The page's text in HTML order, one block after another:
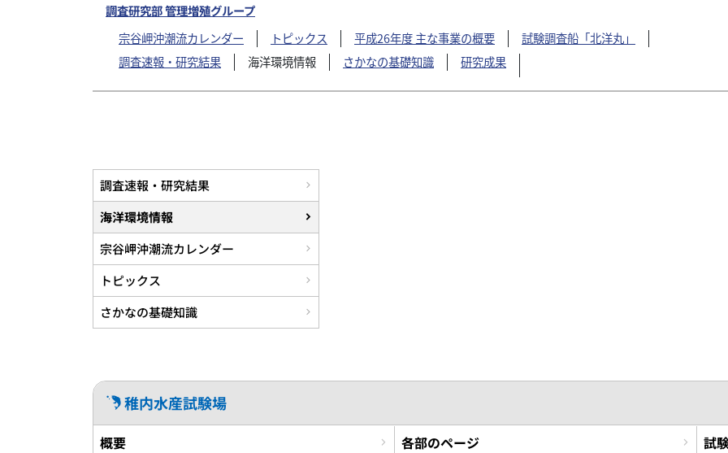
調査研究部 管理増殖グループ
宗谷岬沖潮流カレンダー トピックス 平成26年度 主な事業の概要
試験調査船「北洋丸」
調査速報・研究結果
海洋環境情報 さかなの基礎知識 研究成果
調査速報・研究結果
海洋環境情報
宗谷岬沖潮流カレンダー
トピックス
さかなの基礎知識
稚内水産試験場
概要
各部のページ
試